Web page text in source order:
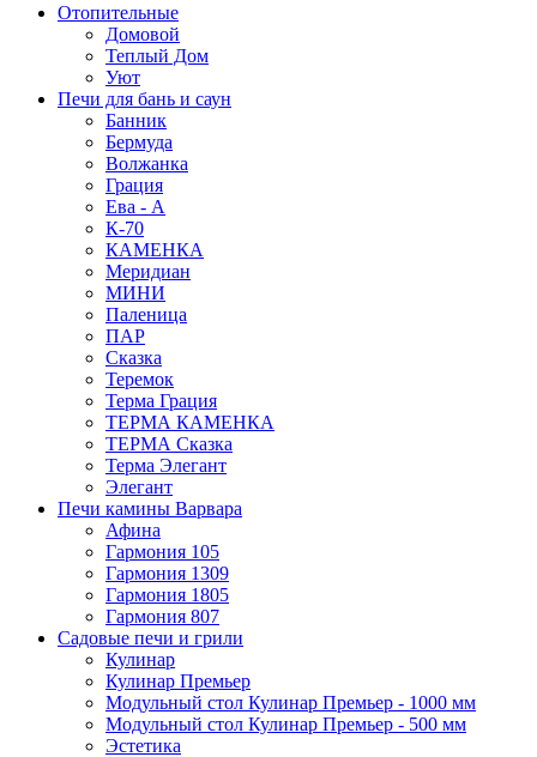
Отопительные
Домовой
Теплый Дом
Уют
Печи для бань и саун
Банник
Бермуда
Волжанка
Грация
Ева - А
К-70
КАМЕНКА
Меридиан
МИНИ
Паленица
ПАР
Сказка
Теремок
Терма Грация
ТЕРМА КАМЕНКА
ТЕРМА Сказка
Терма Элегант
Элегант
Печи камины Варвара
Афина
Гармония 105
Гармония 1309
Гармония 1805
Гармония 807
Садовые печи и грили
Кулинар
Кулинар Премьер
Модульный стол Кулинар Премьер - 1000 мм
Модульный стол Кулинар Премьер - 500 мм
Эстетика